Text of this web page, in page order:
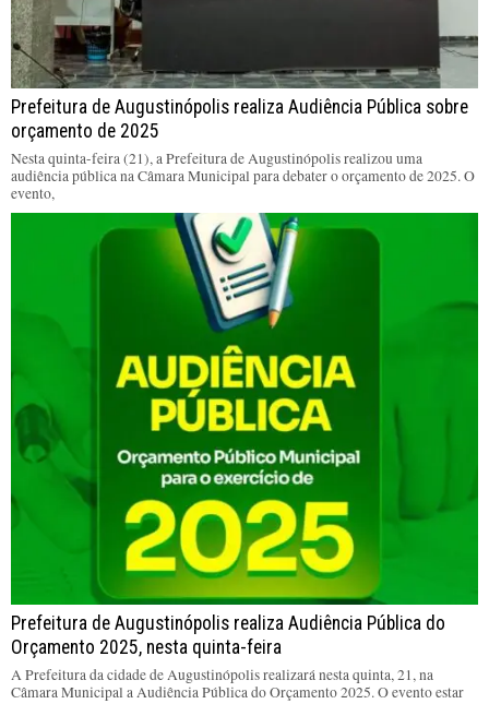
Prefeitura de Augustinópolis realiza Audiência Pública sobre
orçamento de 2025
Nesta quinta-feira (21), a Prefeitura de Augustinópolis realizou uma
audiência pública na Câmara Municipal para debater o orçamento de 2025. O
evento,
Prefeitura de Augustinópolis realiza Audiência Pública do
Orçamento 2025, nesta quinta-feira
A Prefeitura da cidade de Augustinópolis realizará nesta quinta, 21, na
Câmara Municipal a Audiência Pública do Orçamento 2025. O evento estar